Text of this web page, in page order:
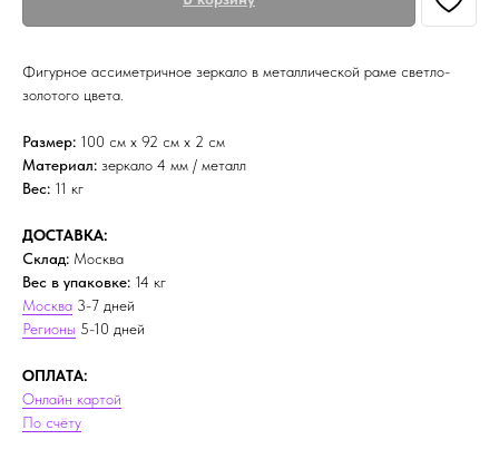
Фигурное ассиметричное зеркало в металлической раме светло-
золотого цвета.
Размер: 100 см х 92 см х 2 см
Материал: зеркало 4 мм / металл
Вес: 11 кг
ДОСТАВКА:
Склад: Москва
Вес в упаковке: 14 кг
Москва 3-7 дней
Регионы 5-10 дней
ОПЛАТА:
Онлайн картой
По счёту